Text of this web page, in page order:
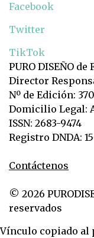
Facebook
Twitter
TikTok
PURO DISEÑO de
Director
Nº de Edición:
Domicilio Legal:
ISSN: 2683-9474
Registro DNDA:
Contáctenos
© 2026
reservados
Vínculo copiado al